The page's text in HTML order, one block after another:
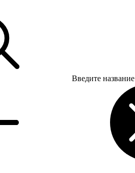
Введите название